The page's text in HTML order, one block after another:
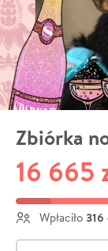
Zbiórka
16 665
Wpłaciło 316